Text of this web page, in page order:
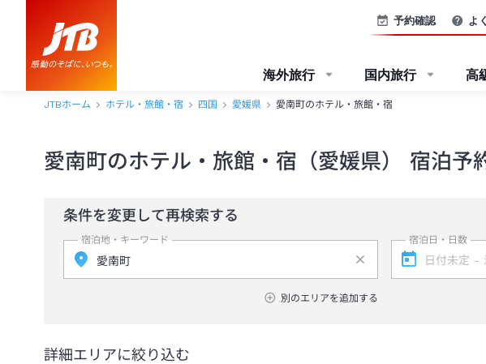
予約確認 よ
海外旅行 国内旅行 高
JTBホーム ホテル・旅館・宿 四国 愛媛県 愛南町のホテル・旅館・宿
愛南町のホテル・旅館・宿（愛媛県） 宿泊予
条件を変更して再検索する
宿泊地・キーワード
別のエリアを追加する
宿泊日・日数
詳細エリアに絞り込む